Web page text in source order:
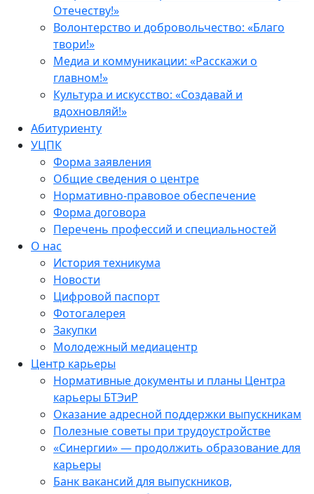
Отечеству!»
Волонтерство и добровольчество: «Благо
твори!»
Медиа и коммуникации: «Расскажи о
главном!»
Культура и искусство: «Создавай и
вдохновляй!»
Абитуриенту
УЦПК
Форма заявления
Общие сведения о центре
Нормативно-правовое обеспечение
Форма договора
Перечень профессий и специальностей
О нас
История техникума
Новости
Цифровой паспорт
Фотогалерея
Закупки
Молодежный медиацентр
Центр карьеры
Нормативные документы и планы Центра
карьеры БТЭиР
Оказание адресной поддержки выпускникам
Полезные советы при трудоустройстве
«Синергии» — продолжить образование для
карьеры
Банк вакансий для выпускников,